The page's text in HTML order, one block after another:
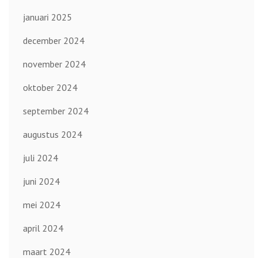
januari 2025
december 2024
november 2024
oktober 2024
september 2024
augustus 2024
juli 2024
juni 2024
mei 2024
april 2024
maart 2024